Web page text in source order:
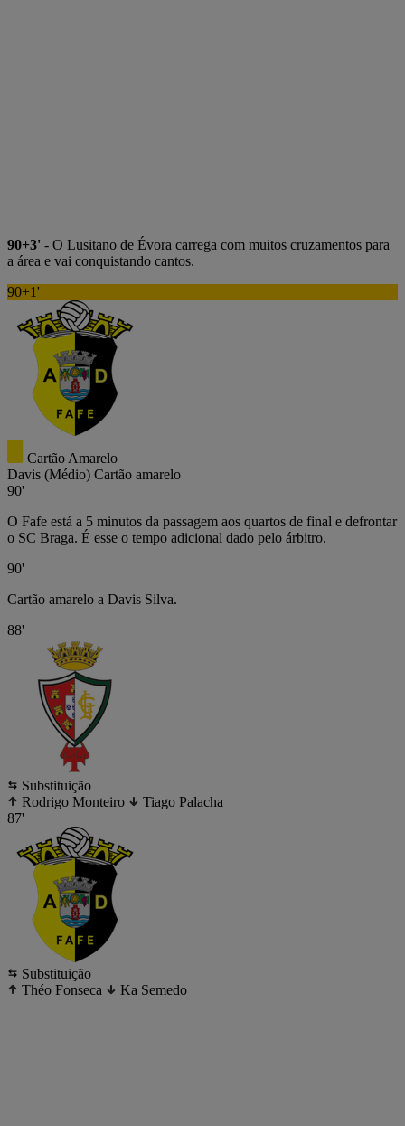
90+3' - O Lusitano de Évora carrega com muitos cruzamentos para
a área e vai conquistando cantos.
90+1'
Cartão Amarelo
Davis (Médio) Cartão amarelo
90'
O Fafe está a 5 minutos da passagem aos quartos de final e defrontar
o SC Braga. É esse o tempo adicional dado pelo árbitro.
90'
Cartão amarelo a Davis Silva.
88'
Substituição
Rodrigo Monteiro
Tiago Palacha
87'
Substituição
Théo Fonseca
Ka Semedo